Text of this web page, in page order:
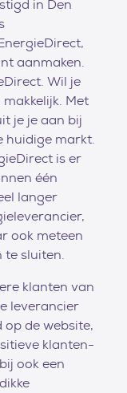
in Den
aanmaken.
Wil je
Met
je je aan bij
huidige markt.
is er
één
langer
ook meteen
te sluiten.
klanten van
leverancier
op de website,
klanten-
ook een